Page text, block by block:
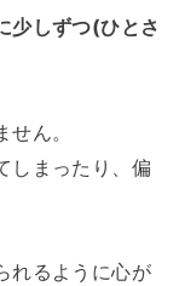
少しずつ(ひとさ
ん。
しまったり、偏
れるように心が